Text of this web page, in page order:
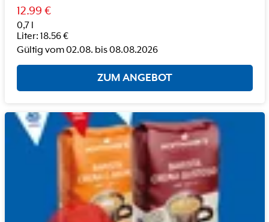
12.99 €
0,7 l
Liter: 18.56€
Gültig vom02.08. bis08.08.2026
ZUM ANGEBOT